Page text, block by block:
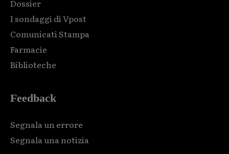
Dossier
I sondaggi di Vpost
Comunicati Stampa
Farmacie
Biblioteche
Feedback
Segnala un errore
Segnala una notizia